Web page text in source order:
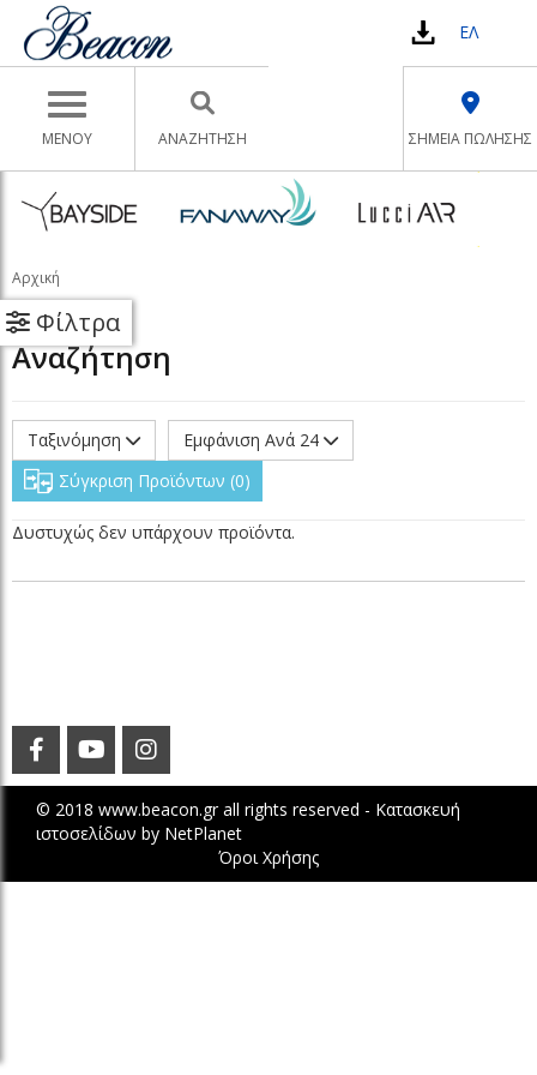
Toggle navigation
ΜΕΝΟΥ
ΕΛ
ΣΗΜΕΙΑ ΠΩΛΗΣΗΣ
ΑΝΑΖΉΤΗΣΗ
Αρχική
Φίλτρα
Αναζήτηση
Ταξινόμηση
Εμφάνιση Ανά 24
Σύγκριση Προϊόντων 0
Δυστυχώς δεν υπάρχουν προϊόντα.
© 2018 www.beacon.gr all rights reserved - Κατασκευή
ιστοσελίδων by NetPlanet
Όροι Χρήσης